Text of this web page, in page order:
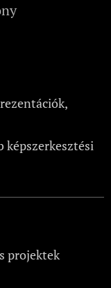
képszerkesztési
projektek